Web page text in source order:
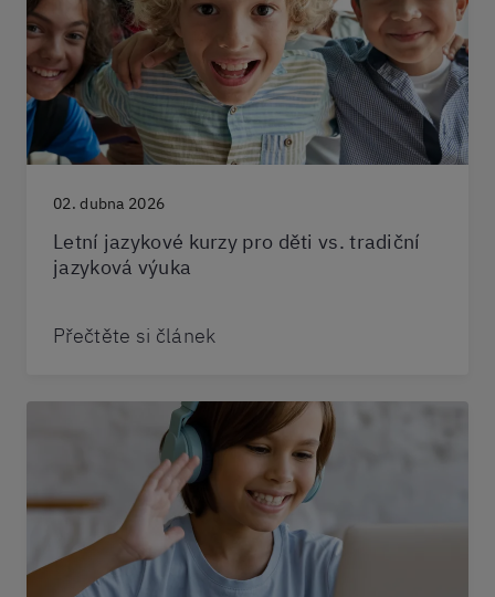
02. dubna 2026
Letní jazykové kurzy pro děti vs. tradiční
jazyková výuka
Přečtěte si článek